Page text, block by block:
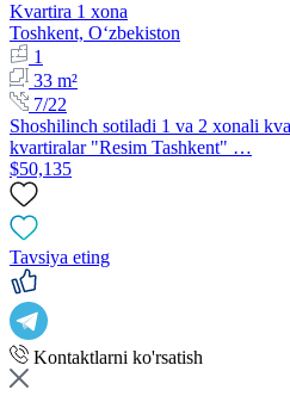
Kvartira 1 xona
Toshkent, Oʻzbekiston
1
33 m²
7/22
Shoshilinch sotiladi 1 va 2 xonali
kvartiralar "Resim Tashkent" …
$50,135
Tavsiya eting
Kontaktlarni ko'rsatish